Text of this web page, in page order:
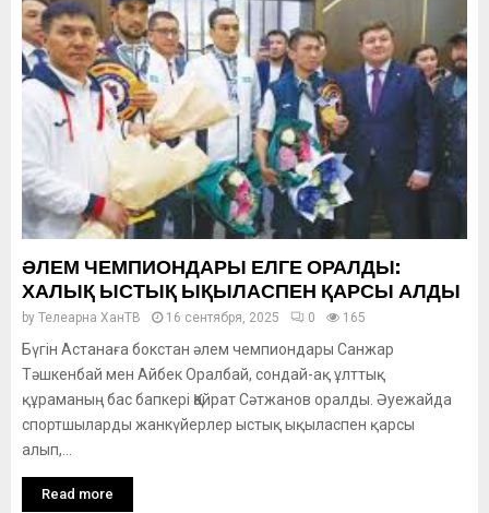
ӘЛЕМ ЧЕМПИОНДАРЫ ЕЛГЕ ОРАЛДЫ:
ХАЛЫҚ ЫСТЫҚ ЫҚЫЛАСПЕН ҚАРСЫ АЛДЫ
by Телеарна ХанТВ 16 сентября, 2025 0 165
Бүгін Астанаға бокстан әлем чемпиондары Санжар
Тәшкенбай мен Айбек Оралбай, сондай-ақ ұлттық
құраманың бас бапкері Қайрат Сәтжанов оралды. Әуежайда
спортшыларды жанкүйерлер ыстық ықыласпен қарсы
алып,...
Read more